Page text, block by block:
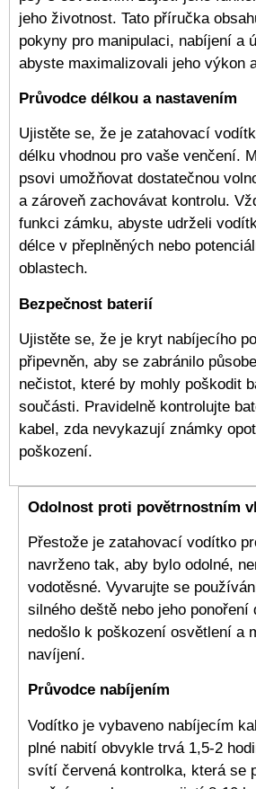
jeho životnost. Tato příručka
pokyny pro manipulaci, nabíjení a
abyste maximalizovali jeho výkon
Průvodce délkou a nastavením
Ujistěte se, že je zatahovací
délku vhodnou pro vaše venčení.
psovi umožňovat dostatečnou
a zároveň zachovávat kontrolu.
funkci zámku, abyste udrželi
délce v přeplněných nebo
oblastech.
Bezpečnost baterií
Ujistěte se, že je kryt nabíjecího
připevněn, aby se zabránilo
nečistot, které by mohly poškodit
součásti. Pravidelně kontrolujte
kabel, zda nevykazují známky
poškození.
Odolnost proti povětrnostním
Přestože je zatahovací vodítko
navrženo tak, aby bylo odolné,
vodotěsné. Vyvarujte se
silného deště nebo jeho ponoření
nedošlo k poškození osvětlení a
navíjení.
Průvodce nabíjením
Vodítko je vybaveno nabíjecím
plné nabití obvykle trvá 1,5-2
svítí červená kontrolka, která se